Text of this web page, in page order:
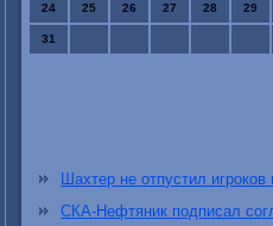
24 25 26 27 28 29
31
Шахтер не отпустил
СКА-Нефтяник подписал